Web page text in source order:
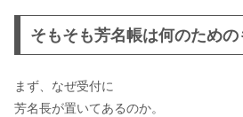
そもそも芳名帳は何のための
まず、なぜ受付に
芳名長が置いてあるのか。